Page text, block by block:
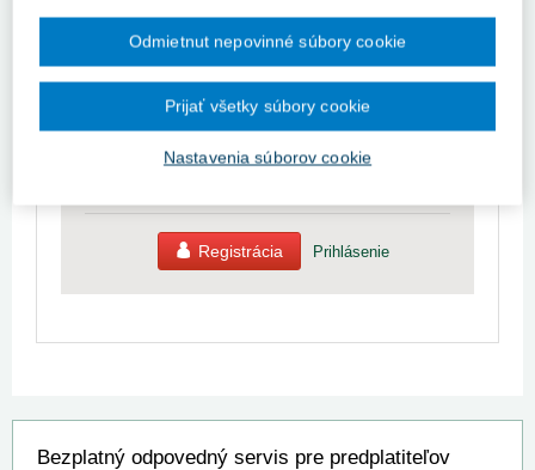
Prístup k obsahu portálu majú len registrovaní
stačí sa prihlásiť.
10-dňovú demo licenciu zdarma (stačí sa
Registrácia Prihlásenie
Bezplatný odpovedný servis pre predplatiteľov
Nastavenia súborov cookie
Odmietnut nepovinné súbory cookie
Prijať všetky súbory cookie